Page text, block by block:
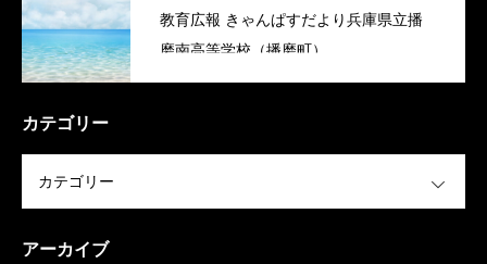
教育広報 きゃんぱすだより兵庫県立播
磨南高等学校（播磨町）
カテゴリー
アーカイブ